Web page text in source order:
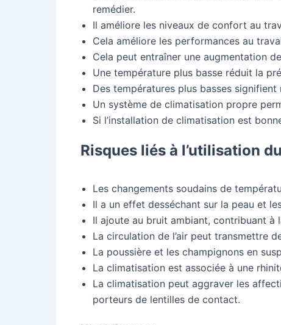
remédier.
Il améliore les niveaux de confort au
Cela améliore les performances au
Cela peut entraîner une augmentation
Une température plus basse réduit la
Des températures plus basses
Un système de climatisation propre
Si l’installation de climatisation est
Risques liés à l’utilisation
Les changements soudains de
Il a un effet desséchant sur la peau et
Il ajoute au bruit ambiant, contribuant à
La circulation de l’air peut transmettre
La poussière et les champignons en
La climatisation est associée à une
La climatisation peut aggraver les
porteurs de lentilles de contact.